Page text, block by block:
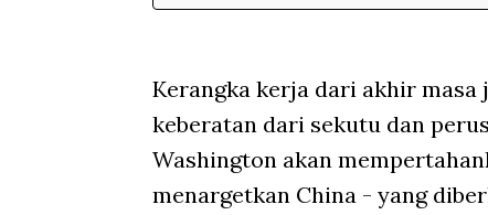
Kerangka kerja dari akhir masa
keberatan dari sekutu dan
Washington akan
menargetkan China - yang